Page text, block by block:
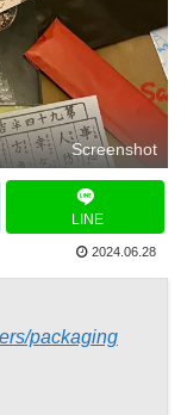
Screenshot
LINE
2024.06.28
packaging